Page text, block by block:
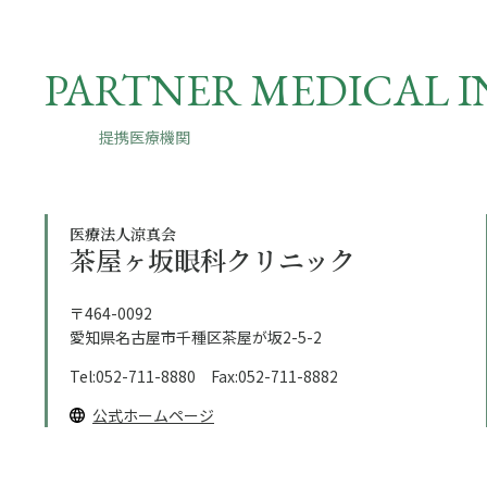
PARTNER MEDICAL
提携医療機関
医療法人涼真会
茶屋ヶ坂眼科クリニック
〒464-0092
愛知県名古屋市千種区茶屋が坂2-5-2
Tel:052-711-8880 Fax:052-711-8882
公式ホームページ